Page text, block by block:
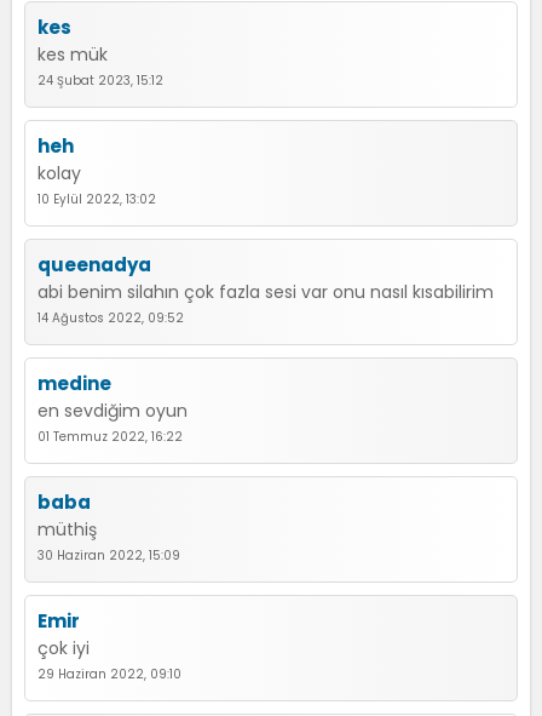
kes
kes mük
24 Şubat 2023, 15:12
heh
kolay
10 Eylül 2022, 13:02
queenadya
abi benim silahın çok fazla sesi var onu nasıl kısabilirim
14 Ağustos 2022, 09:52
medine
en sevdiğim oyun
01 Temmuz 2022, 16:22
baba
müthiş
30 Haziran 2022, 15:09
Emir
çok iyi
29 Haziran 2022, 09:10